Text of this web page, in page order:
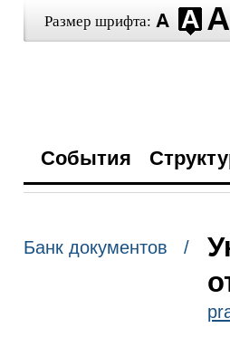
Размер шрифта:
События
Банк документов /